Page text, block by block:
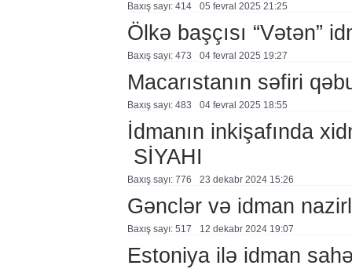
Baxış sayı: 414 05 fevral 2025 21:25
Ölkə başçısı “Vətən”
Baxış sayı: 473 04 fevral 2025 19:27
Macarıstanın səfiri
Baxış sayı: 483 04 fevral 2025 18:55
İdmanın inkişafında
SİYAHI
Baxış sayı: 776 23 dekabr 2024 15:26
Gənclər və idman
Baxış sayı: 517 12 dekabr 2024 19:07
Estoniya ilə idman